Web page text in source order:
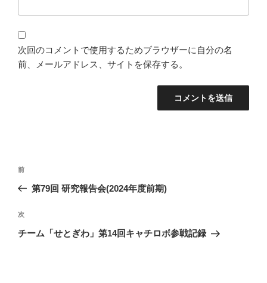
次回のコメントで使用するためブラウザーに自分の名
前、メールアドレス、サイトを保存する。
投
ビ
ゲ
過
去
投
稿
前
第79回 研究報告会(2024年度前期)
次
の
次
チーム「せとぎわ」第14回キャチロボ参戦記録